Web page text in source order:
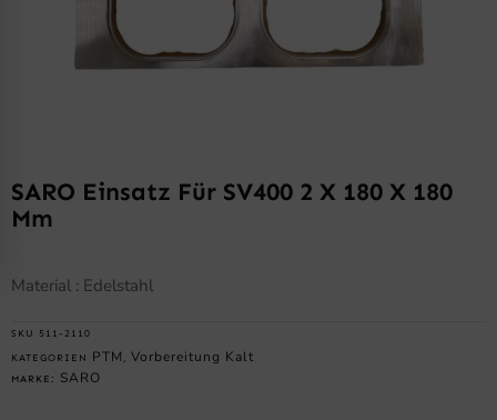
SARO Einsatz Für SV400 2 X 180 X 180
Mm
Material : Edelstahl
SKU 511-2110
KATEGORIEN PTM , Vorbereitung Kalt
MARKE: SARO